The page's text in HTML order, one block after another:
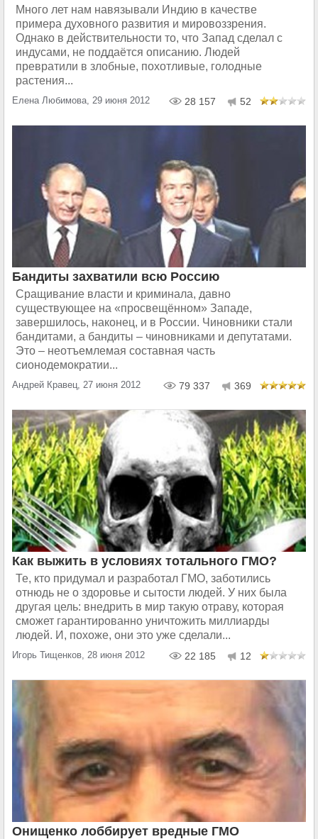
Много лет нам навязывали Индию в качестве
примера духовного развития и мировоззрения.
Однако в действительности то, что Запад сделал с
индусами, не поддаётся описанию. Людей
превратили в злобные, похотливые, голодные
растения...
Елена Любимова, 29 июня 2012 28 157 52
Бандиты захватили всю Россию
Сращивание власти и криминала, давно
существующее на «просвещённом» Западе,
завершилось, наконец, и в России. Чиновники стали
бандитами, а бандиты – чиновниками и депутатами.
Это – неотъемлемая составная часть
сионодемократии...
Андрей Кравец, 27 июня 2012 79 337 369
Как выжить в условиях тотального ГМО?
Те, кто придумал и разработал ГМО, заботились
отнюдь не о здоровье и сытости людей. У них была
другая цель: внедрить в мир такую отраву, которая
сможет гарантированно уничтожить миллиарды
людей. И, похоже, они это уже сделали...
Игорь Тищенков, 28 июня 2012 22 185 12
Онищенко лоббирует вредные ГМО